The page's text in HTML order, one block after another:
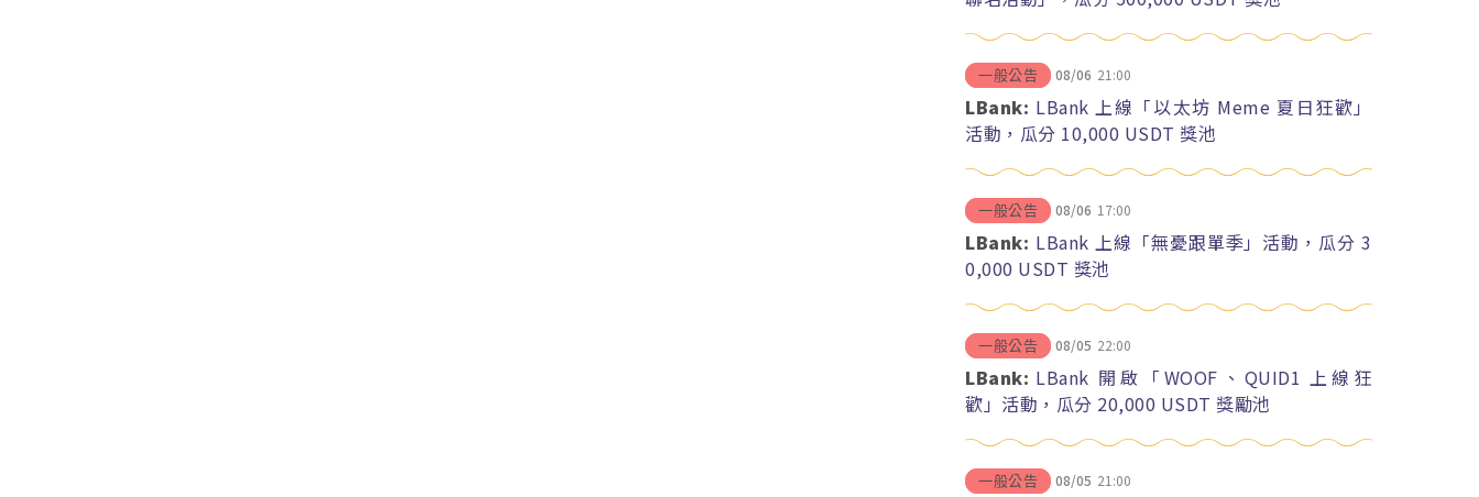
一般公告 08/06 21:00
LBank: LBank 上線「以太坊 Meme 夏日狂歡」
活動，瓜分 10,000 USDT 獎池
一般公告 08/06 17:00
LBank: LBank 上線「無憂跟單季」活動，瓜分 3
0,000 USDT 獎池
一般公告 08/05 22:00
LBank: LBank 開啟「WOOF、QUID1 上線狂
歡」活動，瓜分 20,000 USDT 獎勵池
一般公告 08/05 21:00